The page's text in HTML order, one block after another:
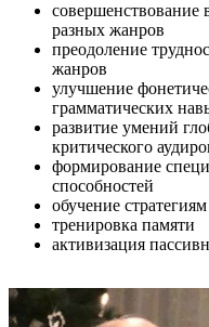
совершенствование
разных жанров
преодоление
жанров
улучшение
грамматических
развитие умений
критического
формирование
способностей
обучение
тренировка памяти
активизация